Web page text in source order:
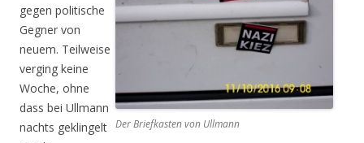
Der Briefkasten von Ullmann
gegen politische
Gegner von
neuem. Teilweise
verging keine
Woche, ohne
dass bei Ullmann
nachts geklingelt